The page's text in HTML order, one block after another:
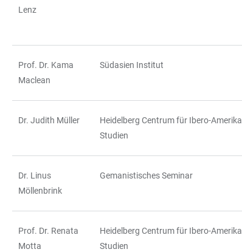
Lenz
Prof. Dr. Kama
Maclean
Südasien Institut
Dr. Judith Müller
Heidelberg Centrum für Ibero-Amerika
Studien
Dr. Linus
Möllenbrink
Gemanistisches Seminar
Prof. Dr. Renata
Motta
Heidelberg Centrum für Ibero-Amerika
Studien